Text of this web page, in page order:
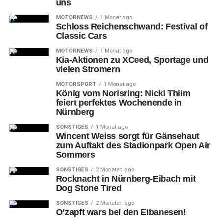
Baumbestand soll dabei erhalten bleiben.“
DasErgebnis der Standortsuche sowie das weitere
Vorgehen wird im Stadtplanungsausschuss behandelt.
Die Innovation und Zukunft Stiftung will 2022 mit den
Maßnahmen zur Umsetzung beginnen. Da für die weitere
Planung und Vorbereitung sowie Umgestaltung des
Grundstücks mit einer Dauer von etwa einem Jahr zu
rechnen ist, wird die Eröffnung voraussichtlich 2023
Weitere Informationen unter
– Innovation und Zukunft Nürnberg Stiftung und
https://www.innovationzukunft.org/ein-weltacker-
f%C3%BCr-n%C3%BCrnberg
– Lehrforschungsprojekt der Technischen Hochschule
Nürnberg: Ein Weltacker für Nürnberg – Technische
uns
MOTORNEWS 1 Monat ago
Schloss Reichenschwand: Festival of
Classic Cars
MOTORNEWS 1 Monat ago
Kia-Aktionen zu XCeed, Sportage und
vielen Stromern
MOTORSPORT 1 Monat ago
König vom Norisring: Nicki Thiim
feiert perfektes Wochenende in
Nürnberg
SONSTIGES 1 Monat ago
Wincent Weiss sorgt für Gänsehaut
zum Auftakt des Stadionpark Open Air
Sommers
SONSTIGES 2 Monaten ago
Rocknacht in Nürnberg-Eibach mit
Dog Stone Tired
SONSTIGES 2 Monaten ago
O’zapft wars bei den Eibanesen!